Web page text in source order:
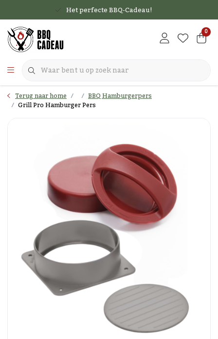
Het perfecte BBQ-Cadeau!
0
Terug naar home BBQ Hamburgerpers
Grill Pro Hamburger Pers